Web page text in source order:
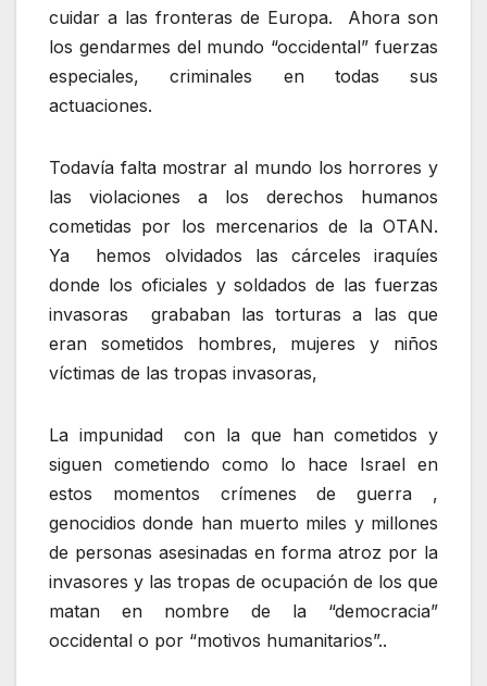
cuidar a las fronteras de Europa. Ahora son
los gendarmes del mundo “occidental” fuerzas
especiales, criminales en todas sus
actuaciones.
Todavía falta mostrar al mundo los horrores y
las violaciones a los derechos humanos
cometidas por los mercenarios de la OTAN.
Ya hemos olvidados las cárceles iraquíes
donde los oficiales y soldados de las fuerzas
invasoras grababan las torturas a las que
eran sometidos hombres, mujeres y niños
víctimas de las tropas invasoras,
La impunidad con la que han cometidos y
siguen cometiendo como lo hace Israel en
estos momentos crímenes de guerra ,
genocidios donde han muerto miles y millones
de personas asesinadas en forma atroz por la
invasores y las tropas de ocupación de los que
matan en nombre de la “democracia”
occidental o por “motivos humanitarios”..